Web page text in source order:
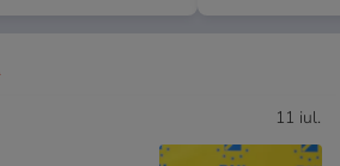
11 iul.